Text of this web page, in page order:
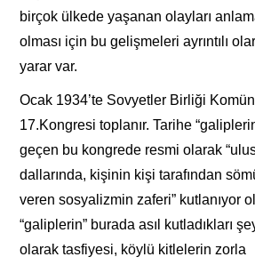
birçok ülkede yaşanan olayları
olması için bu gelişmeleri ayrıntılı
yarar var.
Ocak 1934’te Sovyetler Birliği
17.Kongresi toplanır. Tarihe
geçen bu kongrede resmi olarak
dallarında, kişinin kişi tarafından
veren sosyalizmin zaferi” kutlanıyor
“galiplerin” burada asıl kutladıkları
olarak tasfiyesi, köylü kitlelerin zorla